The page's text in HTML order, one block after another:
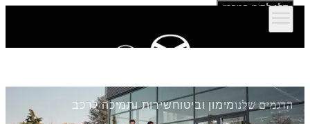
דלג לתוכן המרכזי
הדגמים שלנומימון וביטוחשירות ותמיכה לרכב